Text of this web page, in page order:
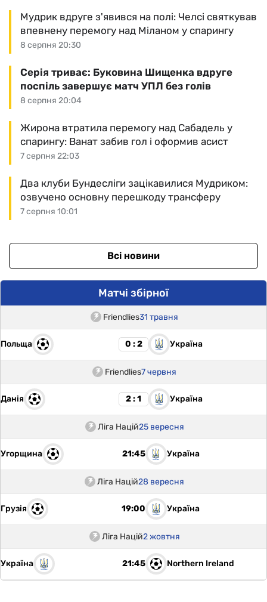
8 серпня 20:30
Мудрик вдруге з'явився на полі: Челсі святкував
впевнену перемогу над Міланом у спарингу
8 серпня 20:04
Серія триває: Буковина Шищенка вдруге
поспіль завершує матч УПЛ без голів
7 серпня 22:03
Жирона втратила перемогу над Сабадель у
спарингу: Ванат забив гол і оформив асист
7 серпня 10:01
Два клуби Бундесліги зацікавилися Мудриком:
озвучено основну перешкоду трансферу
Всі новини
Матчі збірної
Friendlies31 травня
Польща 0 : 2 Україна
Friendlies7 червня
Данія 2 : 1 Україна
Ліга Націй25 вересня
Угорщина 21:45 Україна
Ліга Націй28 вересня
Грузія 19:00 Україна
Ліга Націй2 жовтня
Україна 21:45 Northern Ireland